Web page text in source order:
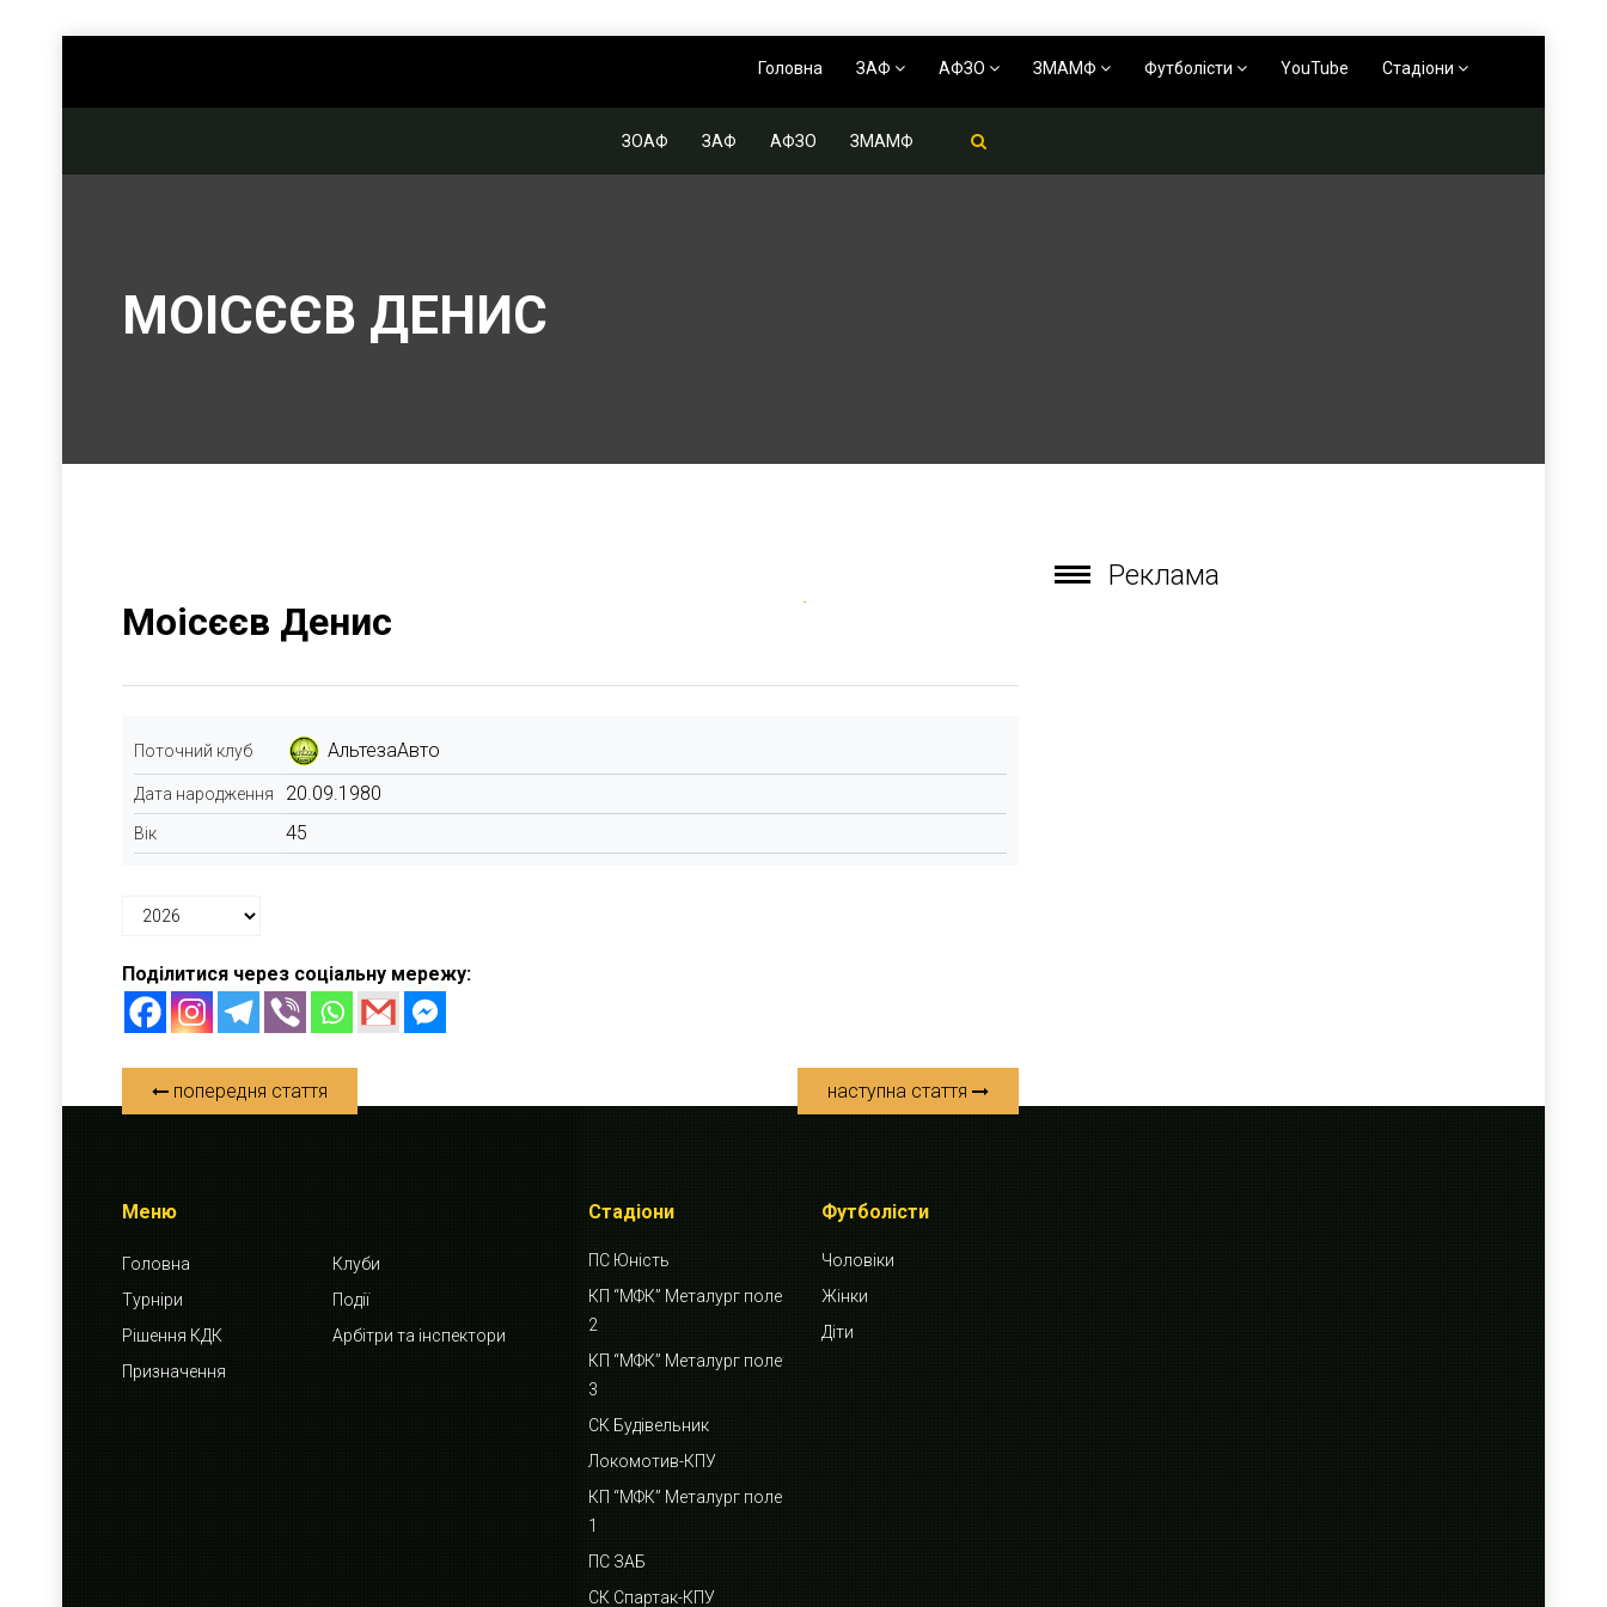
Головна ЗАФ АФЗО ЗМАМФ Футболісти YouTube Стадіони
ЗОАФ ЗАФ АФЗО ЗМАМФ
МОІСЄЄВ ДЕНИС
Моісєєв Денис
Поточний клуб АльтезаАвто
Дата народження 20.09.1980
Вік 45
Поділитися через соціальну мережу:
попередня стаття наступна стаття
Реклама
Меню
Головна
Клуби
Турніри
Події
Рішення КДК
Арбітри та інспектори
Призначення
Стадіони
ПС Юність
КП “МФК” Металург поле
2
КП “МФК” Металург поле
3
СК Будівельник
Локомотив-КПУ
КП “МФК” Металург поле
1
ПС ЗАБ
СК Спартак-КПУ
Футболісти
Чоловіки
Жінки
Діти